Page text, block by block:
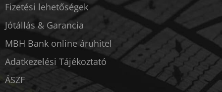
Fizetési lehetőségek
Jótállás & Garancia
MBH Bank online áruhitel
Adatkezelési Tájékoztató
ÁSZF